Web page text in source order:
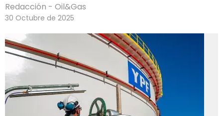
Redacción - Oil&Gas
30 Octubre de 2025